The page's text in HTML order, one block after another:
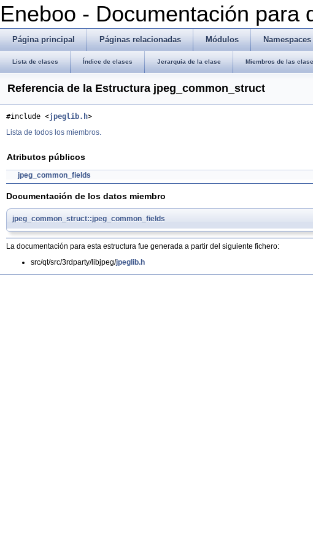
Eneboo - Documentación para
Página principal Páginas relacionadas Módulos Namespaces
Lista de clases Índice de clases Jerarquía de la clase Miembros de las
Referencia de la Estructura jpeg_common_struct
#include <jpeglib.h>
Lista de todos los miembros.
Atributos públicos
jpeg_common_fields
Documentación de los datos miembro
jpeg_common_struct::jpeg_common_fields
La documentación para esta estructura fue generada a partir del siguiente fichero:
src/qt/src/3rdparty/libjpeg/jpeglib.h